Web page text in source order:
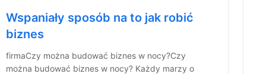
Wspaniały sposób na to jak robić
biznes
firmaCzy można budować biznes w nocy?Czy
można budować biznes w nocy? Każdy marzy o